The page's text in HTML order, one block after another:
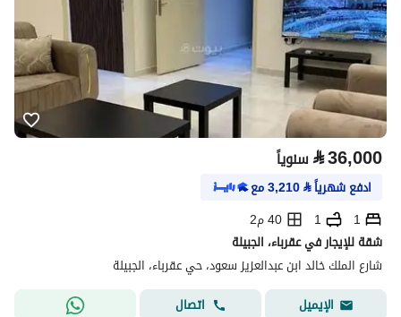
⃁36,000 سنوياً
ادفع شهرياً⃁
3,210مع
1
1
40 م2
شقة للإيجار في عقرباء، الجبيلة
شارع الملك خالد ابن عبدالعزيز سعود، حي عقرباء، الجبيلة
الإيميل
اتصال